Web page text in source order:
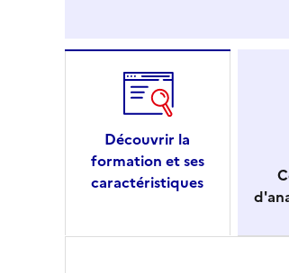
Découvrir la
formation et ses
caractéristiques